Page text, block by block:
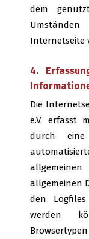
dem
Internetseite
4.
Die
e.V. erfasst
durch
allgemeinen
den
werden